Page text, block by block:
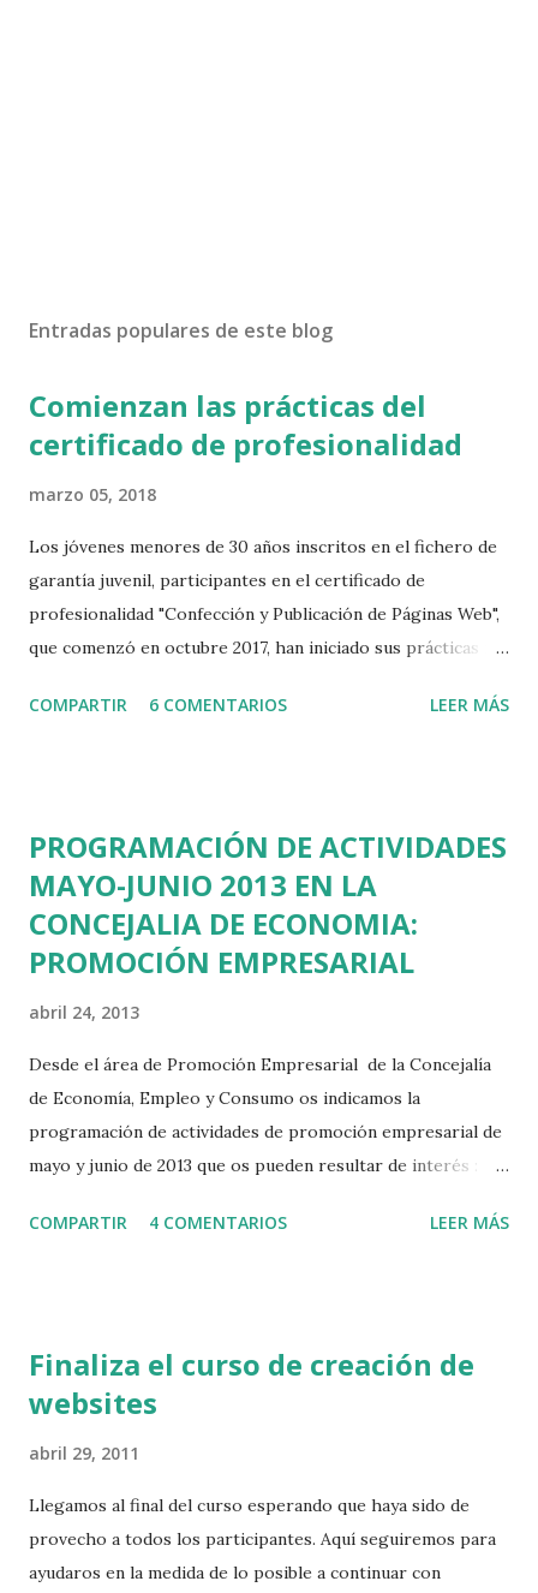
b
c
r
n
c
m
e
n
a
Entradas populares de este blog
Comienzan las prácticas del
certificado de profesionalidad
marzo 05, 2018
Los jóvenes menores de 30 años inscritos en el fichero de
garantía juvenil, participantes en el certificado de
profesionalidad "Confección y Publicación de Páginas Web",
que comenzó en octubre 2017, han iniciado sus prácticas no
560 horas, de las cuales 80 corresponden a prácticas no
100 SL PosicionalNET Global Marketing SL Iconestudio La
mitad de las empresas que colaboran en estas práticas
están ubicadas en el municipio de las Rozas y supone la
primera toma de contacto en el mercado laboral como
COMPARTIR 6 COMENTARIOS LEER MÁS
PROGRAMACIÓN DE ACTIVIDADES
MAYO-JUNIO 2013 EN LA
CONCEJALIA DE ECONOMIA:
PROMOCIÓN EMPRESARIAL
abril 24, 2013
Desde el área de Promoción Empresarial de la Concejalía
de Economía, Empleo y Consumo os indicamos la
programación de actividades de promoción empresarial de
mayo y junio de 2013 que os pueden resultar de interés :
SESIÓN I (4H.).Martes, 7 de mayo de 10,00 a 14,00 horas. -
(5H.). Viernes 17 de mayo (Día Internacional de Internet) de
10,00 a 15,00 horas. -“LA TRAVESÍA PARA EMPRENDER
14,00 horas. - TALLER PRACTICO “CREA E IMPULSA TU
BLOG EMPRESARIAL” (15 H.).De martes a jueves:21, 22, y 23
de mayo: El 21 y 23 de mayo de 16 a 21 h y el 22 de mayo de
15 a 19 h. -TALLER: “LA MARCA EMPRENDE” (5H.). Lunes,
COMPARTIR 4 COMENTARIOS LEER MÁS
Finaliza el curso de creación de
websites
abril 29, 2011
Llegamos al final del curso esperando que haya sido de
provecho a todos los participantes. Aquí seguiremos para
ayudaros en la medida de lo posible a continuar con